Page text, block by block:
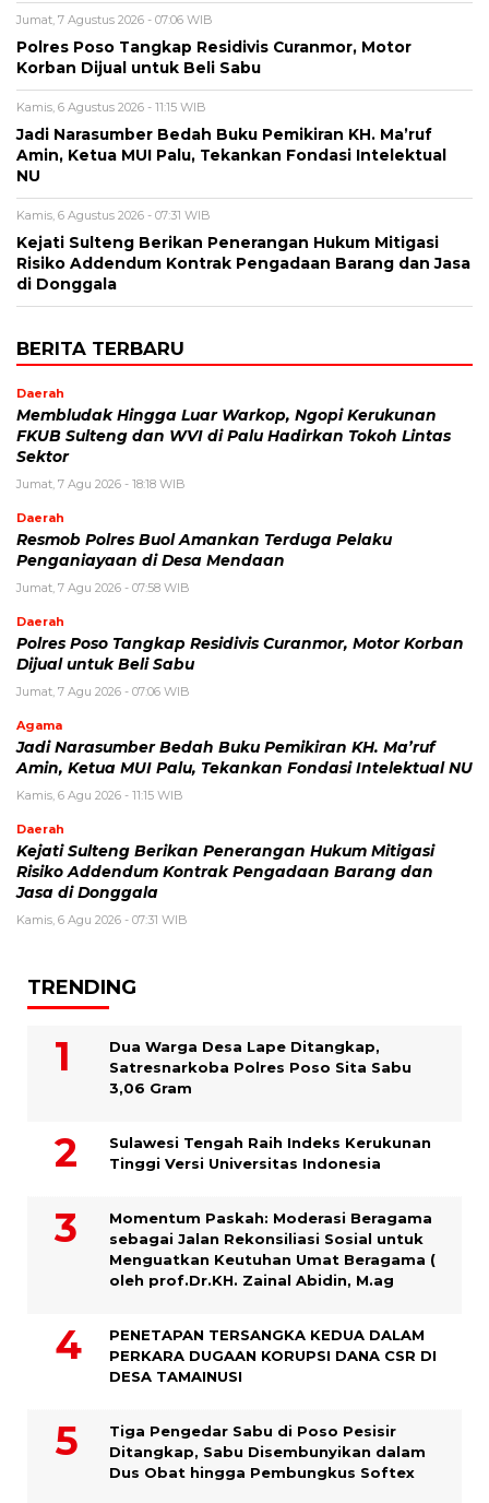
Jumat, 7 Agustus 2026 - 07:06 WIB
Polres Poso Tangkap Residivis Curanmor, Motor
Korban Dijual untuk Beli Sabu
Kamis, 6 Agustus 2026 - 11:15 WIB
Jadi Narasumber Bedah Buku Pemikiran KH. Ma’ruf
Amin, Ketua MUI Palu, Tekankan Fondasi Intelektual
NU
Kamis, 6 Agustus 2026 - 07:31 WIB
Kejati Sulteng Berikan Penerangan Hukum Mitigasi
Risiko Addendum Kontrak Pengadaan Barang dan Jasa
di Donggala
BERITA TERBARU
Daerah
Membludak Hingga Luar Warkop, Ngopi Kerukunan
FKUB Sulteng dan WVI di Palu Hadirkan Tokoh Lintas
Sektor
Jumat, 7 Agu 2026 - 18:18 WIB
Daerah
Resmob Polres Buol Amankan Terduga Pelaku
Penganiayaan di Desa Mendaan
Jumat, 7 Agu 2026 - 07:58 WIB
Daerah
Polres Poso Tangkap Residivis Curanmor, Motor Korban
Dijual untuk Beli Sabu
Jumat, 7 Agu 2026 - 07:06 WIB
Agama
Jadi Narasumber Bedah Buku Pemikiran KH. Ma’ruf
Amin, Ketua MUI Palu, Tekankan Fondasi Intelektual NU
Kamis, 6 Agu 2026 - 11:15 WIB
Daerah
Kejati Sulteng Berikan Penerangan Hukum Mitigasi
Risiko Addendum Kontrak Pengadaan Barang dan
Jasa di Donggala
Kamis, 6 Agu 2026 - 07:31 WIB
TRENDING
Dua Warga Desa Lape Ditangkap,
Satresnarkoba Polres Poso Sita Sabu
3,06 Gram
Sulawesi Tengah Raih Indeks Kerukunan
Tinggi Versi Universitas Indonesia
Momentum Paskah: Moderasi Beragama
sebagai Jalan Rekonsiliasi Sosial untuk
Menguatkan Keutuhan Umat Beragama (
oleh prof.Dr.KH. Zainal Abidin, M.ag
PENETAPAN TERSANGKA KEDUA DALAM
PERKARA DUGAAN KORUPSI DANA CSR DI
DESA TAMAINUSI
Tiga Pengedar Sabu di Poso Pesisir
Ditangkap, Sabu Disembunyikan dalam
Dus Obat hingga Pembungkus Softex